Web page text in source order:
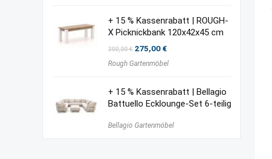
+ 15 % Kassenrabatt | ROUGH-
X Picknickbank 120x42x45 cm
300,00€ Ursprünglicher
war:
275,00€Aktueller
ist:
Rough Gartenmöbel
+ 15 % Kassenrabatt | Bellagio
Battuello Ecklounge-Set 6-teilig
Bellagio Gartenmöbel